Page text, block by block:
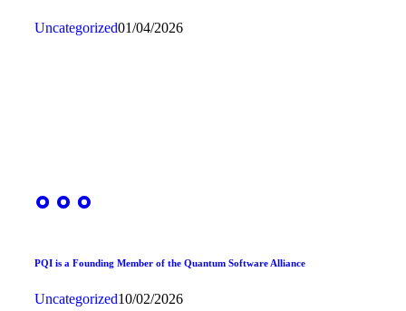
Uncategorized01/04/2026
PQI is a Founding Member of the Quantum Software Alliance
Uncategorized10/02/2026